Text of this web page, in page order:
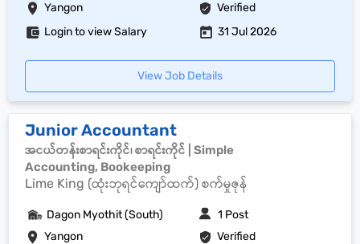
Yangon Verified
Login to view Salary 31 Jul 2026
View Job Details
Junior Accountant
အငယ်တန်းစာရင်းကိုင်၊ စာရင်းကိုင် | Simple
Accounting, Bookeeping
Lime King (ထုံးဘုရင်ကျော်ထက်) စက်မှုဇုန်
Yangon Verified
Dagon Myothit (South) 1 Post